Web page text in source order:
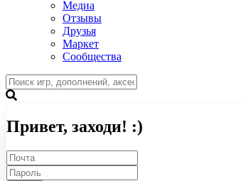
Медиа
Отзывы
Друзья
Маркет
Сообщества
Привет, заходи! :)